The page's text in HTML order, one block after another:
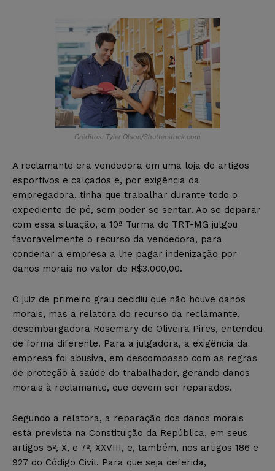
Créditos: Tyler Olson/Shutterstock.com
A reclamante era vendedora em uma loja de artigos
esportivos e calçados e, por exigência da
empregadora, tinha que trabalhar durante todo o
expediente de pé, sem poder se sentar. Ao se deparar
com essa situação, a 10ª Turma do TRT-MG julgou
favoravelmente o recurso da vendedora, para
condenar a empresa a lhe pagar indenização por
danos morais no valor de R$3.000,00.
O juiz de primeiro grau decidiu que não houve danos
morais, mas a relatora do recurso da reclamante,
desembargadora Rosemary de Oliveira Pires, entendeu
de forma diferente. Para a julgadora, a exigência da
empresa foi abusiva, em descompasso com as regras
de proteção à saúde do trabalhador, gerando danos
morais à reclamante, que devem ser reparados.
Segundo a relatora, a reparação dos danos morais
está prevista na Constituição da República, em seus
artigos 5º, X, e 7º, XXVIII, e, também, nos artigos 186 e
927 do Código Civil. Para que seja deferida,